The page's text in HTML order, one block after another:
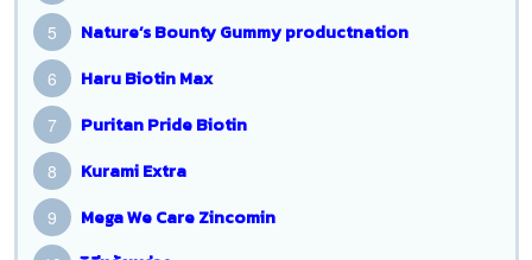
Nature’s Bounty Gummy productnation
Haru Biotin Max
Puritan Pride Biotin
Kurami Extra
Mega We Care Zincomin